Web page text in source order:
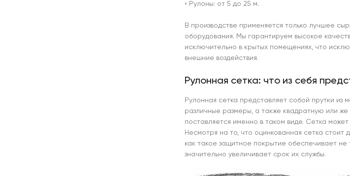
• Рулоны: от 5 до 25 м.
В производстве применяется только лучшее
оборудования. Мы гарантируем высокое
исключительно в крытых помещениях, что
внешние воздействия.
Рулонная сетка: что из себя
Рулонная сетка представляет собой прутки
различные размеры, а также квадратную или
поставляется именно в таком виде. Сетка
Несмотря на то, что оцинкованная сетка
как такое защитное покрытие обеспечивает
значительно увеличивает срок их службы.